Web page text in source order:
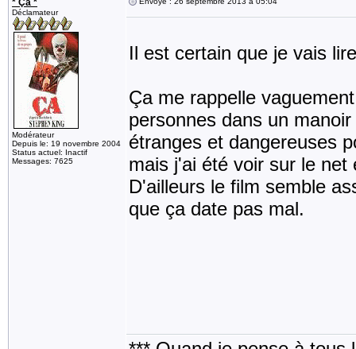
* Ça *
Déclamateur
Modérateur
Depuis le: 19 novembre 2004
Status actuel: Inactif
Messages: 7625
Il est certain que je vais
Ça me rappelle
personnes dans un
étranges et dangereuses
mais j'ai été voir sur le
D'ailleurs le film semble
que ça date pas mal.